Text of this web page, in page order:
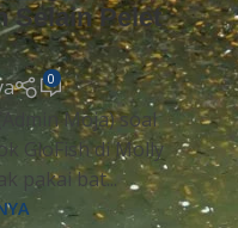
Selain Pelet
0
Moja) soal
GloFish di Molly
pakai bat...